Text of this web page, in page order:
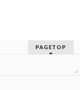
PAGETOP